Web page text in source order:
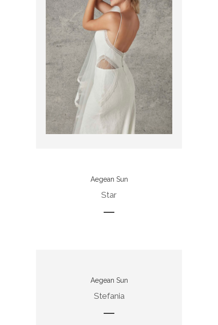
Aegean Sun
Star
Aegean Sun
Stefania